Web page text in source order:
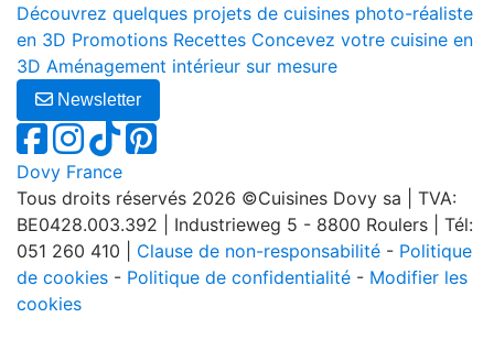
Découvrez quelques projets de cuisines photo-réaliste
en 3D Promotions Recettes Concevez votre cuisine en
3D Aménagement intérieur sur mesure
Newsletter
Dovy France
Tous droits réservés 2026 ©Cuisines Dovy sa | TVA:
BE0428.003.392 | Industrieweg 5 - 8800 Roulers | Tél:
051 260 410 | Clause de non-responsabilité - Politique
de cookies - Politique de confidentialité - Modifier les
cookies